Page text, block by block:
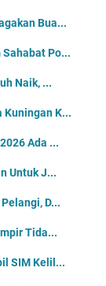
Bua...
Po...
Naik, ...
Kuningan K...
Ada ...
Untuk J...
D...
Tida...
SIM Kelil...